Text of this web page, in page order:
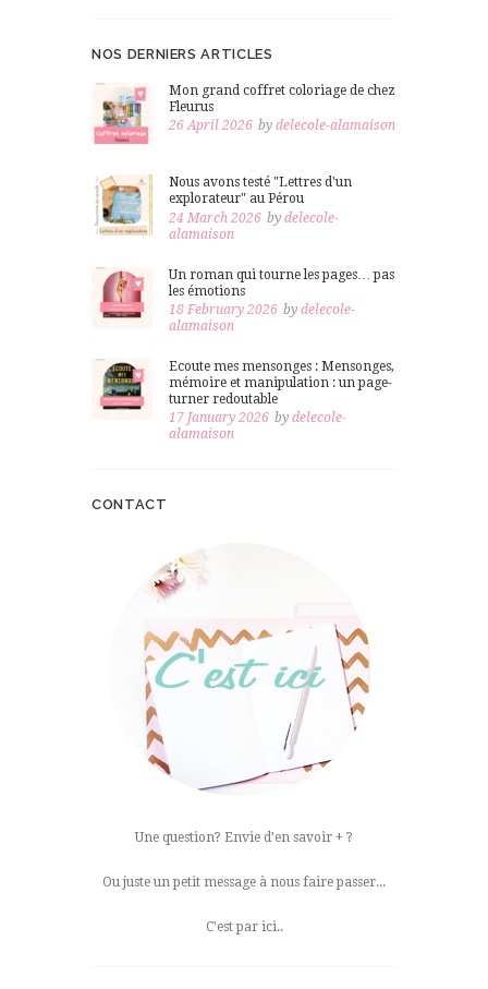
NOS DERNIERS ARTICLES
Mon grand coffret coloriage de chez
Fleurus
26 April 2026 bydelecole-alamaison
Nous avons testé "Lettres d'un
explorateur" au Pérou
24 March 2026 bydelecole-
alamaison
Un roman qui tourne les pages… pas
les émotions
18 February 2026 bydelecole-
alamaison
Ecoute mes mensonges : Mensonges,
mémoire et manipulation : un page-
turner redoutable
17 January 2026 bydelecole-
alamaison
CONTACT
Une question? Envie d’en savoir + ?
Ou juste un petit message à nous faire passer...
C'est par ici..